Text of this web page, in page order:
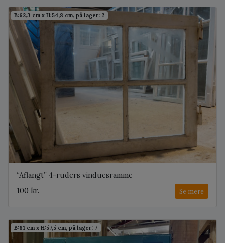
B:62,3 cm x H:54,8 cm, på lager: 2
“Aflangt” 4-ruders vinduesramme
100 kr.
Se mere
B:61 cm x H:57,5 cm, på lager: 7